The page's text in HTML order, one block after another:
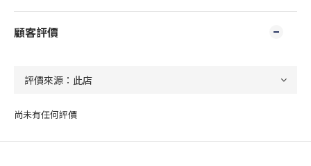
顧客評價
尚未有任何評價